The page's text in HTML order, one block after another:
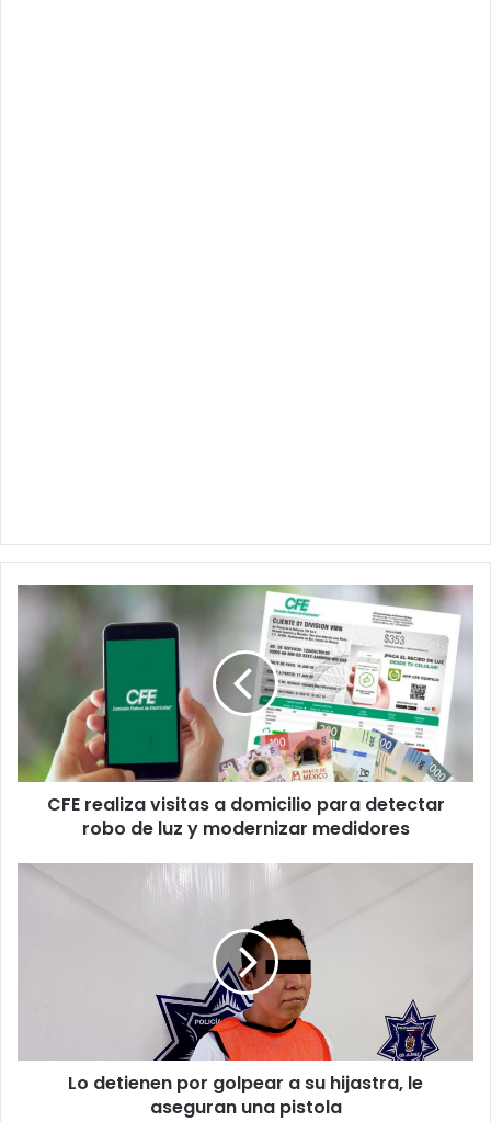
CFE
visitas
a
detectar
de
CFE realiza visitas a domicilio para detectar
robo de luz y modernizar medidores
aseguran
Lo detienen por golpear a su hijastra, le
aseguran una pistola